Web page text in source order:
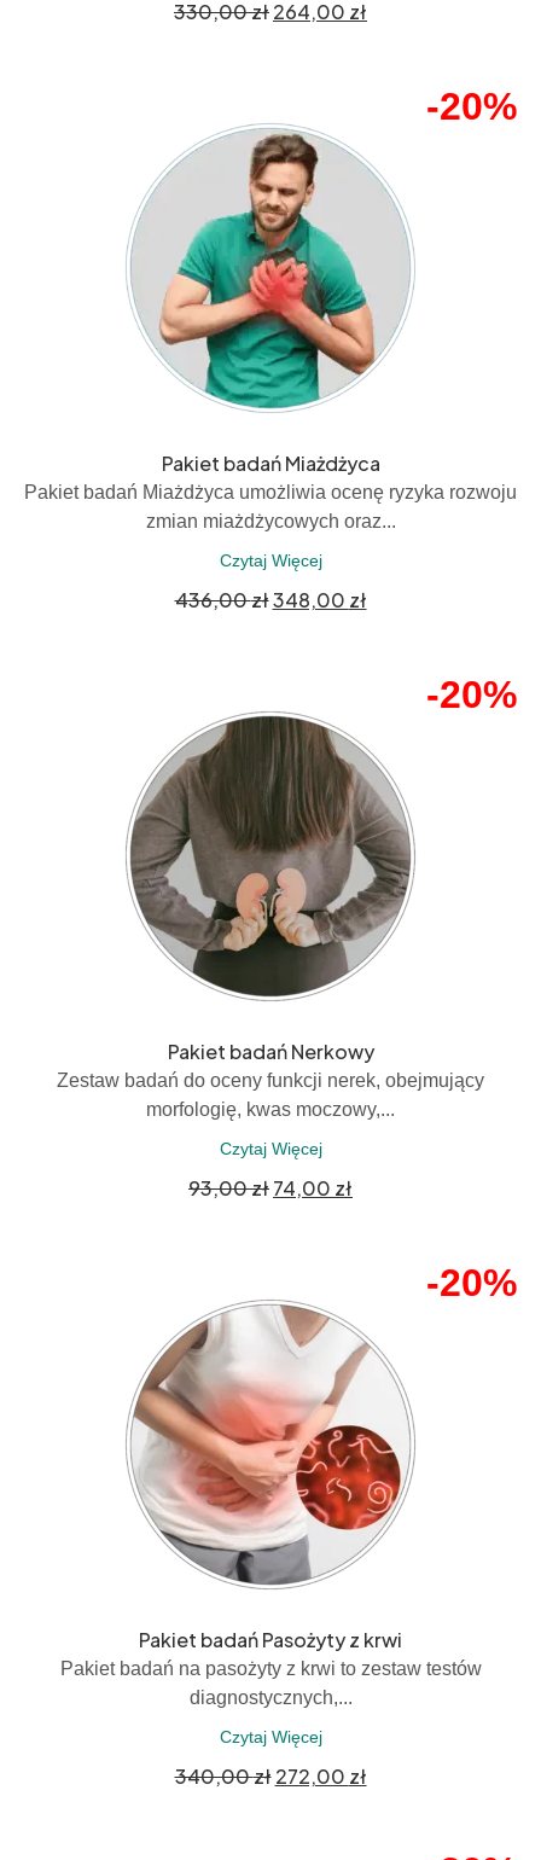
330,00zł264,00 zł
-20%
Pakiet badań Miażdżyca
Pakiet badań Miażdżyca umożliwia ocenę ryzyka rozwoju
zmian miażdżycowych oraz...
Czytaj Więcej
436,00zł348,00 zł
-20%
Pakiet badań Nerkowy
Zestaw badań do oceny funkcji nerek, obejmujący
morfologię, kwas moczowy,...
Czytaj Więcej
93,00zł74,00 zł
-20%
Pakiet badań Pasożyty z krwi
Pakiet badań na pasożyty z krwi to zestaw testów
diagnostycznych,...
Czytaj Więcej
340,00zł 272,00 zł